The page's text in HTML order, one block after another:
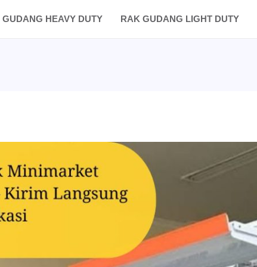
GUDANG HEAVY DUTY RAK GUDANG LIGHT DUTY